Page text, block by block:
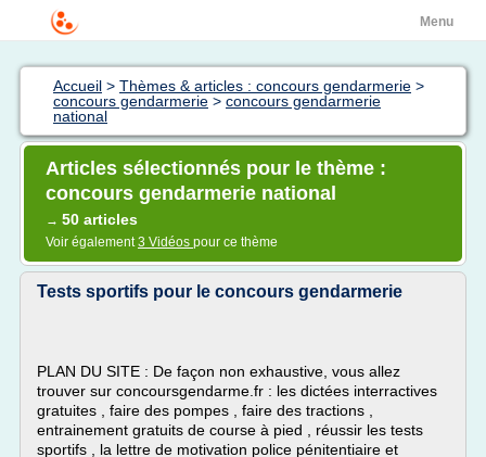
Menu
Accueil > Thèmes & articles : concours gendarmerie >
concours gendarmerie > concours gendarmerie
national
Articles sélectionnés pour le thème :
concours gendarmerie national
→ 50 articles
Voir également3 Vidéos pour ce thème
Tests sportifs pour le concours gendarmerie
PLAN DU SITE : De façon non exhaustive, vous allez
trouver sur concoursgendarme.fr : les dictées interractives
gratuites , faire des pompes , faire des tractions ,
entrainement gratuits de course à pied , réussir les tests
sportifs , la lettre de motivation police pénitentiaire et